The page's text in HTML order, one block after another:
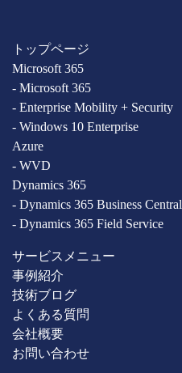
トップページ
Microsoft 365
- Microsoft 365
- Enterprise Mobility + Security
- Windows 10 Enterprise
Azure
- WVD
Dynamics 365
- Dynamics 365 Business Central
- Dynamics 365 Field Service
サービスメニュー
事例紹介
技術ブログ
よくある質問
会社概要
お問い合わせ